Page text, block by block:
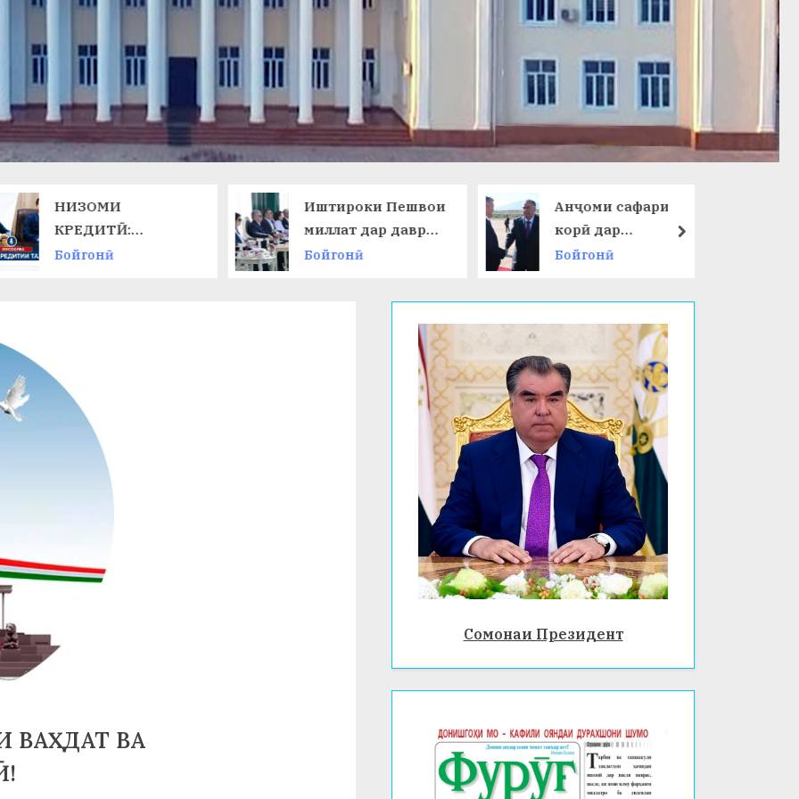
НИЗОМИ
КРЕДИТӢ:
ТАЛАБОТИ ЗАМОН
Бойгонӣ
Иштироки Пешвои
миллат дар даври
ниҳоии
Бойгонӣ
Анҷоми сафари
корӣ дар
Ҷумҳурии
Бойгонӣ
next
ВАҲДАТ ВА
Сомонаи Президент